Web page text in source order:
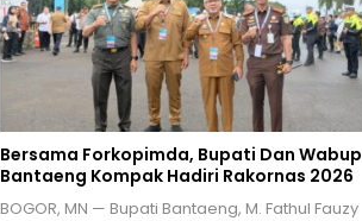
Bersama Forkopimda, Bupati Dan Wabup
Bantaeng Kompak Hadiri Rakornas 2026
BOGOR, MN — Bupati Bantaeng, M. Fathul Fauzy